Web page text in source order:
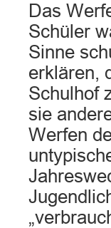
Das
Schüler
Sinne
erklären,
Schulhof
sie
Werfen